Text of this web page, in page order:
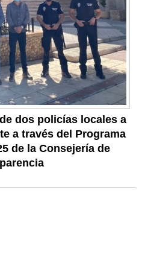
dos policías locales a
a través del Programa
de la Consejería de